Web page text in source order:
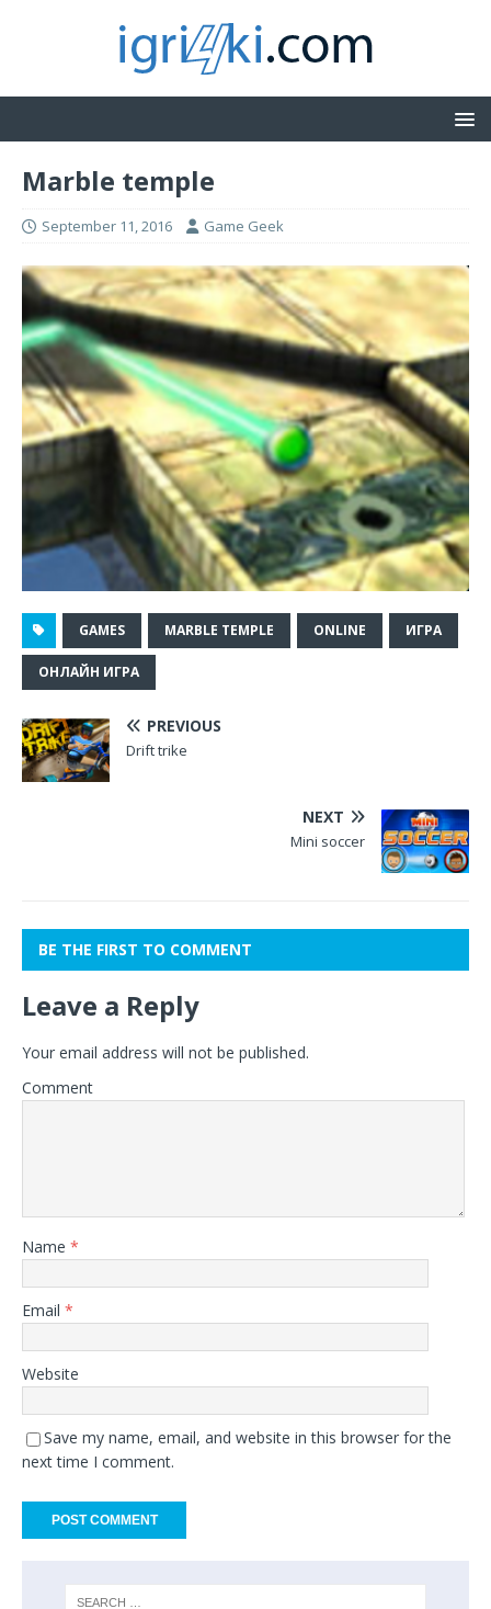
Marble temple
September 11, 2016 Game Geek
GAMES MARBLE TEMPLE ONLINE ИГРА
ОНЛАЙН ИГРА
PREVIOUS
Drift trike
NEXT
Mini soccer
BE THE FIRST TO COMMENT
Leave a Reply
Your email address will not be published.
Comment
Name *
Email *
Website
Save my name, email, and website in this browser for the
next time I comment.